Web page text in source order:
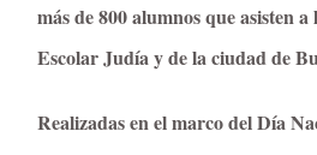
más de 800 alumnos que asisten a
Escolar Judía y de la ciudad de
Realizadas en el marco del Día